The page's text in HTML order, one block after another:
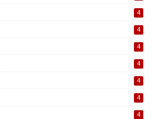
4
4
4
4
4
4
4